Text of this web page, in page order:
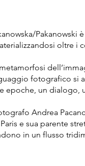
Pakanowski
oltre i
fotografico si
epoche, un dialogo,
Andrea
e sua parente
in un flusso